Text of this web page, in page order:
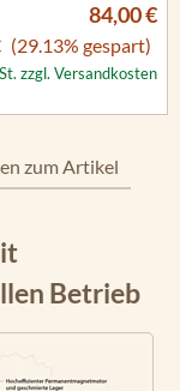
84,00 €
(29.13% gespart)
zzgl. Versandkosten
zum Artikel
Betrieb